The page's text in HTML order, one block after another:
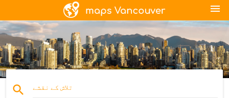
menu
search تلاش کے نقشے